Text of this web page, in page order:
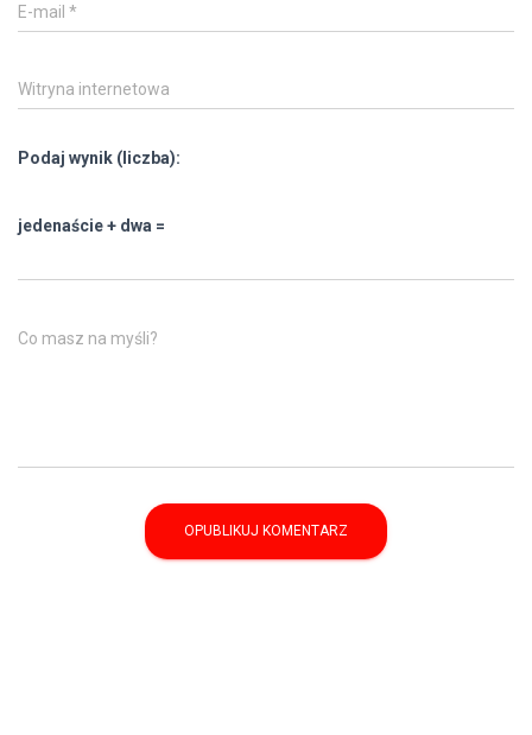
E-mail *
Witryna internetowa
Podaj wynik (liczba):
jedenaście + dwa =
Co masz na myśli?